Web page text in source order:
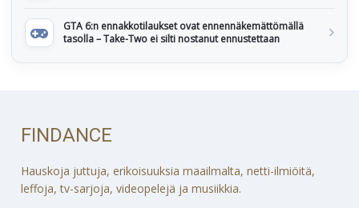
GTA 6:n ennakkotilaukset ovat ennennäkemättömällä
tasolla – Take-Two ei silti nostanut ennustettaan
FINDANCE
Hauskoja juttuja, erikoisuuksia maailmalta, netti-ilmiöitä,
leffoja, tv-sarjoja, videopelejä ja musiikkia.